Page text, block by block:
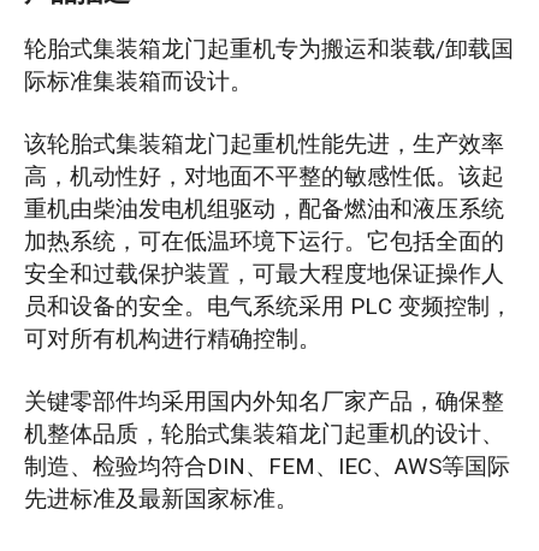
轮胎式集装箱龙门起重机专为搬运和装载/卸载国
际标准集装箱而设计。
该轮胎式集装箱龙门起重机性能先进，生产效率
高，机动性好，对地面不平整的敏感性低。该起
重机由柴油发电机组驱动，配备燃油和液压系统
加热系统，可在低温环境下运行。它包括全面的
安全和过载保护装置，可最大程度地保证操作人
员和设备的安全。电气系统采用 PLC 变频控制，
可对所有机构进行精确控制。
关键零部件均采用国内外知名厂家产品，确保整
机整体品质，轮胎式集装箱龙门起重机的设计、
制造、检验均符合DIN、FEM、IEC、AWS等国际
先进标准及最新国家标准。